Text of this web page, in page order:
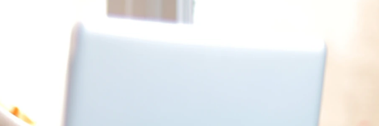
Digital Marketing